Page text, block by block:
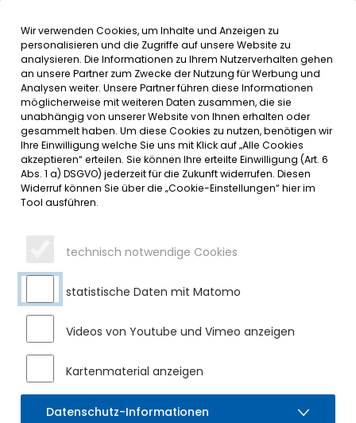
Inhalt der Seite anspringen
Informationen undMENÜ
SERVICE
FRÖHLICHE EINWEIHUNGSFEIER
DER NEUEN RÄUME
Donnerstag, 02.11.2023
und Umbaumaßnahmen sowie die Gartenneugestaltung
der Kita Hildegardis mit einem bunten Fest abgeschlossen
werden.
Bürgermeister Frey begrüßte die Gäste des Festakts und
schilderte die aufwendigen Maßnahmen und die Ausgaben,
die für die Neuschaffung einer Kindergarten- und einer
Krippengruppe sowie die Umgestaltung des Außengeländes
notwendig waren. Die Architektin Katja Schneider von msw
architekten erinnerte an die dreijährige Planungs- und
Handwerker- und Baustoffmangel und den Auswirkungen
Wir verwenden Cookies, um Inhalte und Anzeigen zu
personalisieren und die Zugriffe auf unsere Website zu
analysieren. Die Informationen zu Ihrem Nutzerverhalten gehen
an unsere Partner zum Zwecke der Nutzung für Werbung und
Analysen weiter. Unsere Partner führen diese Informationen
möglicherweise mit weiteren Daten zusammen, die sie
unabhängig von unserer Website von Ihnen erhalten oder
gesammelt haben. Um diese Cookies zu nutzen, benötigen wir
Ihre Einwilligung welche Sie uns mit Klick auf „Alle Cookies
akzeptieren“ erteilen. Sie können Ihre erteilte Einwilligung (Art. 6
Abs. 1 a) DSGVO) jederzeit für die Zukunft widerrufen. Diesen
Widerruf können Sie über die „Cookie-Einstellungen“ hier im
Tool ausführen.
technisch notwendige Cookies
statistische Daten mit Matomo
Videos von Youtube und Vimeo anzeigen
Kartenmaterial anzeigen
Datenschutz-Informationen